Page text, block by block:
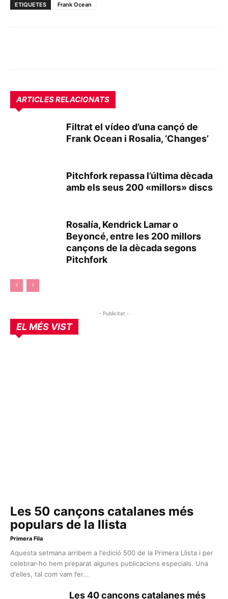
ETIQUETES Frank Ocean
ARTICLES RELACIONATS
Filtrat el vídeo d’una cançó de
Frank Ocean i Rosalia, ‘Changes’
Pitchfork repassa l’última dècada
amb els seus 200 «millors» discs
Rosalía, Kendrick Lamar o
Beyoncé, entre les 200 millors
cançons de la dècada segons
Pitchfork
- Publicitat -
EL MÉS VIST
Les 50 cançons catalanes més
populars de la llista
Primera Fila
Aquesta setmana arribem a l'edició 500 de la Primera Llista i per
celebrar-ho hem preparat algunes publicacions especials. Una
d'elles, tal com vam fer...
Les 40 cançons catalanes més